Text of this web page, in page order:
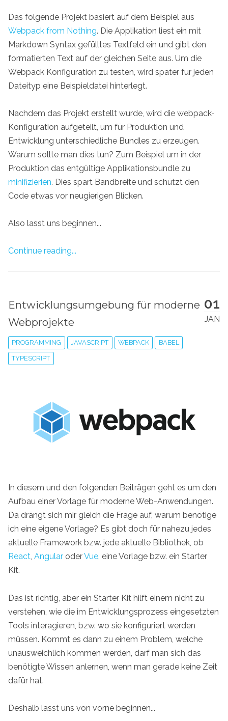
Das folgende Projekt basiert auf dem Beispiel aus
Webpack from Nothing. Die Applikation liest ein mit
Markdown Syntax gefülltes Textfeld ein und gibt den
formatierten Text auf der gleichen Seite aus. Um die
Webpack Konfiguration zu testen, wird später für jeden
Dateityp eine Beispieldatei hinterlegt.
Nachdem das Projekt erstellt wurde, wird die webpack-
Konfiguration aufgeteilt, um für Produktion und
Entwicklung unterschiedliche Bundles zu erzeugen.
Warum sollte man dies tun? Zum Beispiel um in der
Produktion das entgültige Applikationsbundle zu
minifizierien. Dies spart Bandbreite und schützt den
Code etwas vor neugierigen Blicken.
Also lasst uns beginnen...
Continue reading...
01
JAN
Entwicklungsumgebung für moderne
Webprojekte
PROGRAMMING JAVASCRIPT WEBPACK BABEL
TYPESCRIPT
In diesem und den folgenden Beiträgen geht es um den
Aufbau einer Vorlage für moderne Web-Anwendungen.
Da drängt sich mir gleich die Frage auf, warum benötige
ich eine eigene Vorlage? Es gibt doch für nahezu jedes
aktuelle Framework bzw. jede aktuelle Bibliothek, ob
React, Angular oderVue, eine Vorlage bzw. ein Starter
Kit.
Das ist richtig, aber ein Starter Kit hilft einem nicht zu
verstehen, wie die im Entwicklungsprozess eingesetzten
Tools interagieren, bzw. wo sie konfiguriert werden
müssen. Kommt es dann zu einem Problem, welche
unausweichlich kommen werden, darf man sich das
benötigte Wissen anlernen, wenn man gerade keine Zeit
dafür hat.
Deshalb lasst uns von vorne beginnen...